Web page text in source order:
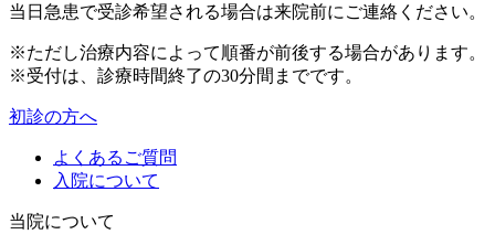
当日急患で受診希望される場合は来院前にご連絡ください。
※ただし治療内容によって順番が前後する場合があります。
※受付は、診療時間終了の30分間までです。
初診の方へ
よくあるご質問
入院について
当院について